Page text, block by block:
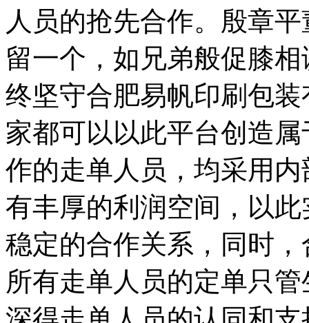
人员的抢先合作。殷章
留一个，如兄弟般促膝
终坚守合肥易帆印刷包
家都可以以此平台创造
作的走单人员，均采用
有丰厚的利润空间，以
稳定的合作关系，同时
所有走单人员的定单只